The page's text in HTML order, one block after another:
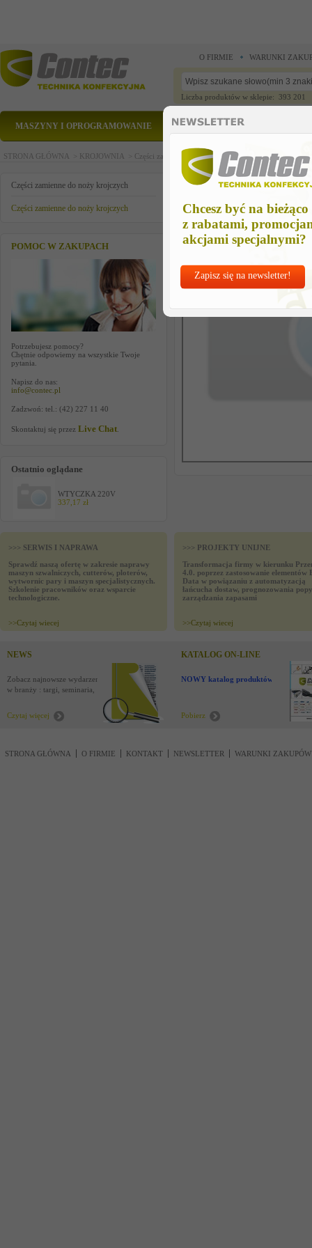
Chcesz być na bieżąco
z rabatami,
akcjami specjalnymi?
Zapisz się na newsletter!
O FIRMIE WARUNKI
Liczba produktów w sklepie: 393 201
MASZYNY I OPROGRAMOWANIE CZĘŚCI ZAMIENNE
STRONA GŁÓWNA > KROJOWNIA > Części zamienne do noży krojczych >Części
Części zamienne do noży krojczych
Części zamienne do noży krojczych
POMOC W ZAKUPACH
Potrzebujesz pomocy?
Chętnie odpowiemy na wszystkie Twoje
pytania.
Napisz do nas:
info@contec.pl
Zadzwoń: tel.: (42) 227 11 40
Skontaktuj się przez Live Chat
Ostatnio oglądane
WTYCZKA 220V
337,17 zł
WTYCZKA 220V
>>> SERWIS I NAPRAWA
Sprawdź naszą ofertę w zakresie naprawy
maszyn szwalniczych, cutterów, ploterów,
wytwornic pary i maszyn specjalistycznych.
Szkolenie pracowników oraz wsparcie
technologiczne.
>>Czytaj wiecej
>>> PROJEKTY UNIJNE
Transformacja firmy w kierunku
4.0. poprzez zastosowanie elementów
Data w powiązaniu z automatyzacją
łańcucha dostaw, prognozowania
zarządzania zapasami
>>Czytaj wiecej
NEWS
Zobacz najnowsze wydarzenia
w branży : targi, seminaria,
Czytaj więcej
KATALOG ON-LINE
NOWY katalog produktów !
Pobierz
STRONA GŁÓWNA O FIRMIE KONTAKT NEWSLETTER WARUNKI ZAKUPÓW